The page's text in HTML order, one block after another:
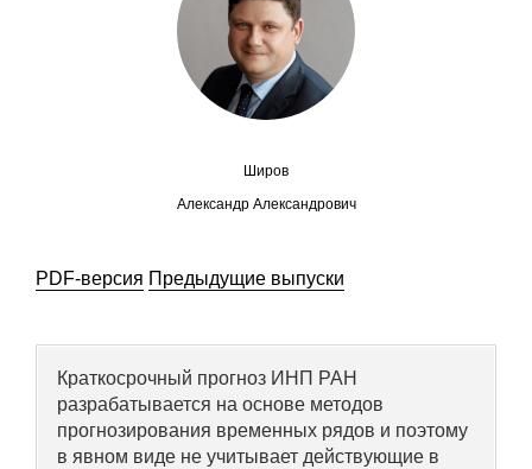
Российско-французский семинар
Inforum
О совете
Регулярные прогнозы
Широв
Александр Александрович
PDF-версия Предыдущие выпуски
Краткосрочный прогноз ИНП РАН
разрабатывается на основе методов
прогнозирования временных рядов и поэтому
в явном виде не учитывает действующие в